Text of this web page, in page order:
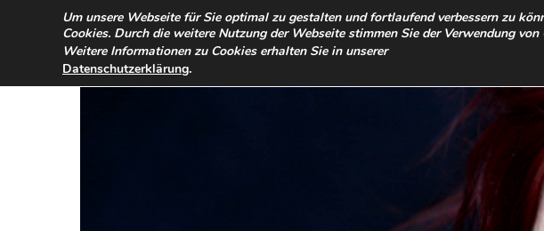
TERMINANFRAGE PREISE IMPRESSUM / DATENSCHUTZERKLÄRUNG
Um unsere Webseite für Sie optimal zu gestalten und fortlaufend verbessern zu
Cookies. Durch die weitere Nutzung der Webseite stimmen Sie der Verwendung von
Weitere Informationen zu Cookies erhalten Sie in unserer
Datenschutzerklärung.